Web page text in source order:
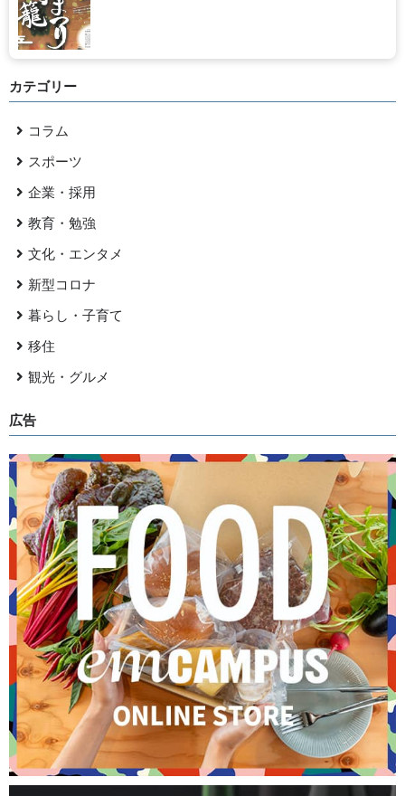
カテゴリー
コラム
スポーツ
企業・採用
教育・勉強
文化・エンタメ
新型コロナ
暮らし・子育て
移住
観光・グルメ
広告